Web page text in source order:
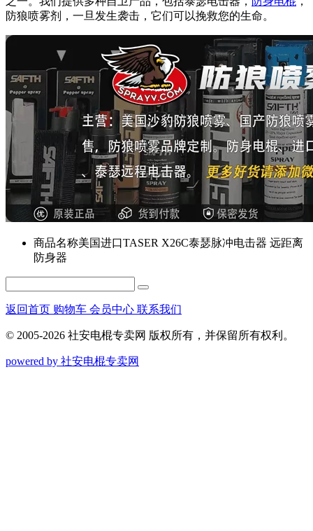
防狼喷雾剂，一旦发生袭击，它们可以挽救您的生命。
商品名称美国进口TASER X26C泰瑟脉冲电击器 远距离
防身器
返回首页 购物车 会员中心 联系我们
© 2005-2026 社安电棍专卖网 版权所有，并保留所有权利。
powered by 社安电棍专卖网